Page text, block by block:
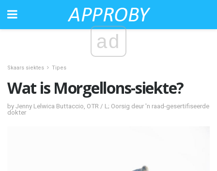
ad
Skaars siektes Tipes
Wat is Morgellons-siekte?
by Jenny Lelwica Buttaccio, OTR / L; Oorsig deur 'n raad-gesertifiseerde
dokter